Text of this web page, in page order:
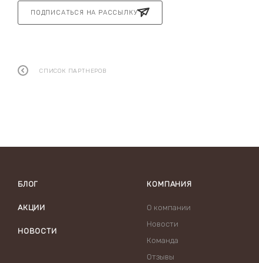
ПОДПИСАТЬСЯ НА РАССЫЛКУ
СПИСОК ПАРТНЕРОВ
БЛОГ
АКЦИИ
НОВОСТИ
КОМПАНИЯ
О компании
Новости
Команда
Отзывы